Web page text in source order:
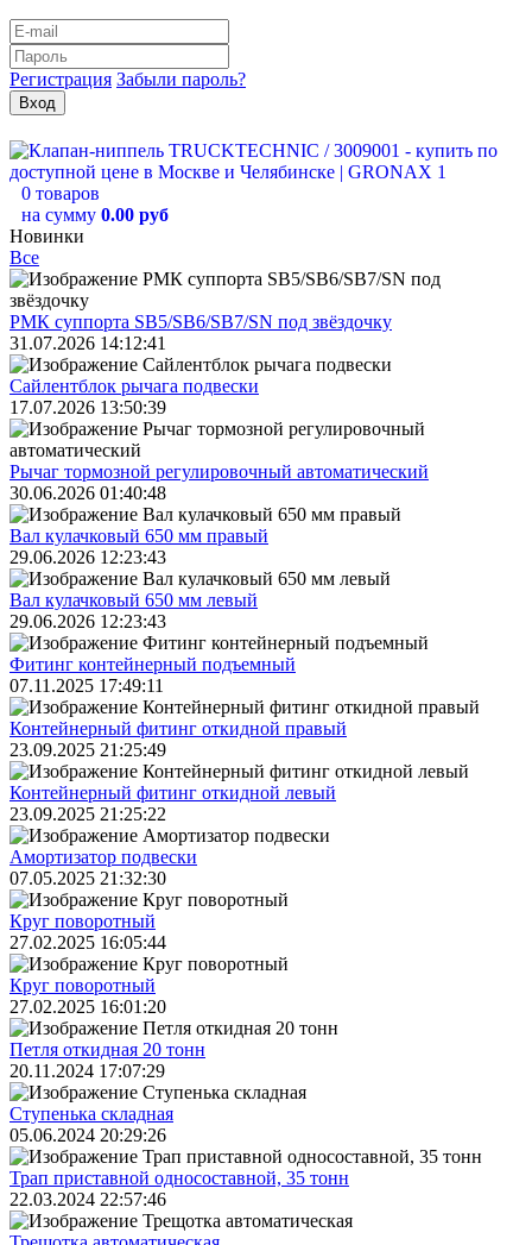
Регистрация Забыли пароль?
0 товаров
на сумму 0.00 руб
Новинки
Все
РМК суппорта SB5/SB6/SB7/SN под звёздочку
31.07.2026 14:12:41
Сайлентблок рычага подвески
17.07.2026 13:50:39
Рычаг тормозной регулировочный автоматический
30.06.2026 01:40:48
Вал кулачковый 650 мм правый
29.06.2026 12:23:43
Вал кулачковый 650 мм левый
29.06.2026 12:23:43
Фитинг контейнерный подъемный
07.11.2025 17:49:11
Контейнерный фитинг откидной правый
23.09.2025 21:25:49
Контейнерный фитинг откидной левый
23.09.2025 21:25:22
Амортизатор подвески
07.05.2025 21:32:30
Круг поворотный
27.02.2025 16:05:44
Круг поворотный
27.02.2025 16:01:20
Петля откидная 20 тонн
20.11.2024 17:07:29
Ступенька складная
05.06.2024 20:29:26
Трап приставной односоставной, 35 тонн
22.03.2024 22:57:46